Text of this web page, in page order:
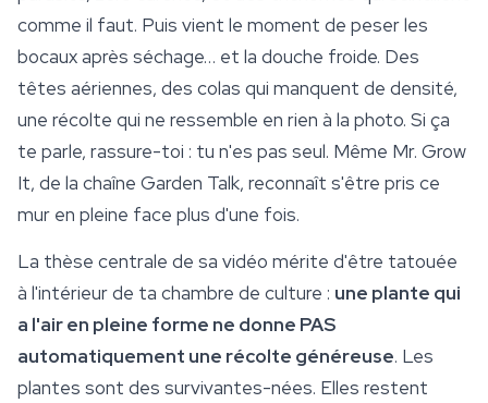
comme il faut. Puis vient le moment de peser les
bocaux après séchage… et la douche froide. Des
têtes aériennes, des colas qui manquent de densité,
une récolte qui ne ressemble en rien à la photo. Si ça
te parle, rassure-toi : tu n'es pas seul. Même Mr. Grow
It, de la chaîne Garden Talk, reconnaît s'être pris ce
mur en pleine face plus d'une fois.
La thèse centrale de sa vidéo mérite d'être tatouée
à l'intérieur de ta chambre de culture : une plante qui
a l'air en pleine forme ne donne PAS
automatiquement une récolte généreuse. Les
plantes sont des survivantes-nées. Elles restent